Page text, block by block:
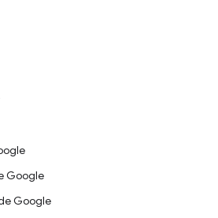
Google
Google